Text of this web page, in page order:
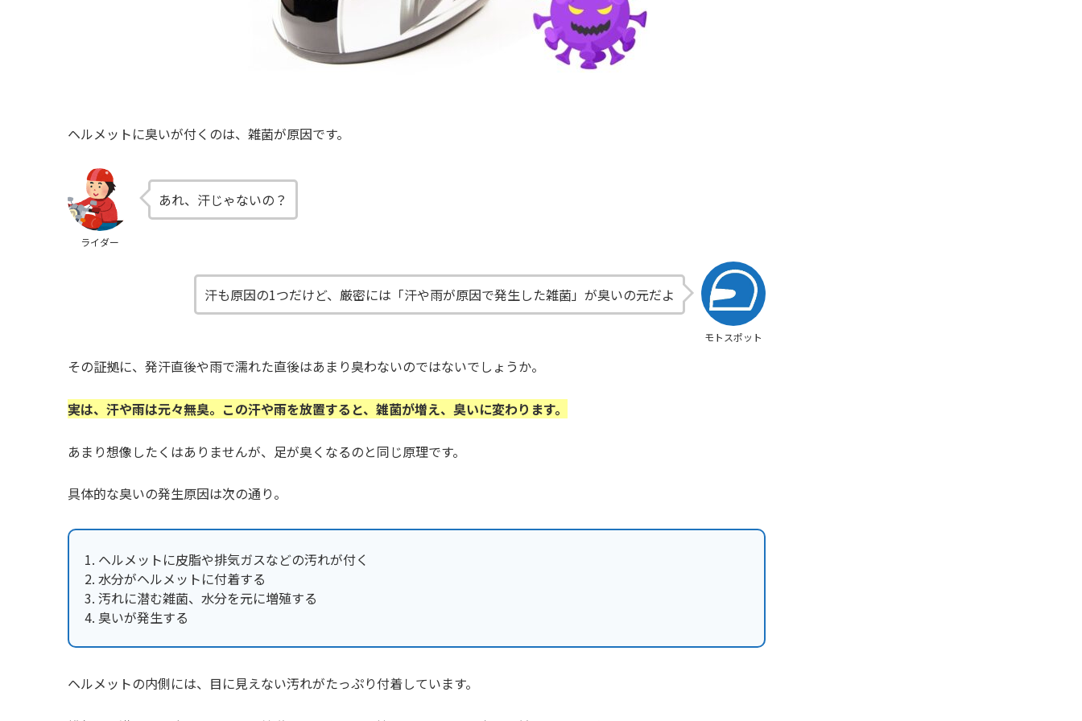
ヘルメットに臭いが付くのは、雑菌が原因です。
ライダー
あれ、汗じゃないの？
モトスポット
汗も原因の1つだけど、厳密には「汗や雨が原因で発生した雑菌」が臭いの元だよ
その証拠に、発汗直後や雨で濡れた直後はあまり臭わないのではないでしょうか。
実は、汗や雨は元々無臭。この汗や雨を放置すると、雑菌が増え、臭いに変わります。
あまり想像したくはありませんが、足が臭くなるのと同じ原理です。
具体的な臭いの発生原因は次の通り。
ヘルメットに皮脂や排気ガスなどの汚れが付く
水分がヘルメットに付着する
汚れに潜む雑菌、水分を元に増殖する
臭いが発生する
ヘルメットの内側には、目に見えない汚れがたっぷり付着しています。